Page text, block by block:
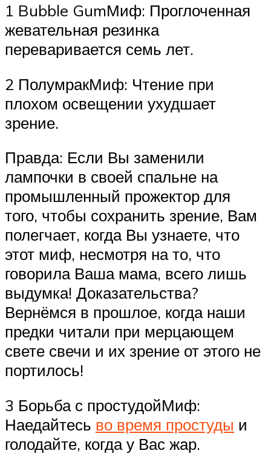
1 Bubble GumМиф: Проглоченная
жевательная резинка
переваривается семь лет.
2 ПолумракМиф: Чтение при
плохом освещении ухудшает
зрение.
Правда: Если Вы заменили
лампочки в своей спальне на
промышленный прожектор для
того, чтобы сохранить зрение, Вам
полегчает, когда Вы узнаете, что
этот миф, несмотря на то, что
говорила Ваша мама, всего лишь
выдумка! Доказательства?
Вернёмся в прошлое, когда наши
предки читали при мерцающем
свете свечи и их зрение от этого не
портилось!
3 Борьба с простудойМиф:
Наедайтесь во время простуды и
голодайте, когда у Вас жар.